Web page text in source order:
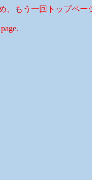
、もう一回トップペー